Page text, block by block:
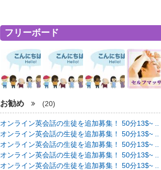
フリーボード
お勧め (20)
オンライン英会話の生徒を追加募集！ 50分13$~ ..
オンライン英会話の生徒を追加募集！ 50分13$~ ..
オンライン英会話の生徒を追加募集！ 50分13$~ ..
オンライン英会話の生徒を追加募集！ 50分13$~ ..
オンライン英会話の生徒を追加募集！ 50分13$~ ..